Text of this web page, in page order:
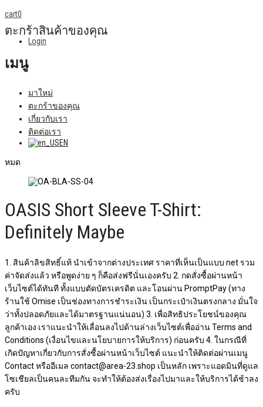
Login
cart0
ตะกร้าสินค้าของคุณ
เมนู
มาใหม่
ตะกร้าของคุณ
เกี่ยวกับเรา
ติดต่อเรา
EN
หมด
OASIS Short Sleeve T-Shirt:
Definitely Maybe
1. สินค้าลิขสิทธิ์แท้ นำเข้าจากต่างประเทศ ราคาที่เห็นเป็นแบบ net รวม
ค่าจัดส่งแล้ว หรือพูดง่าย ๆ ก็คือส่งฟรีนั่นเองครับ 2. กดสั่งซื้อผ่านหน้า
เว็บไซต์ได้ทันที ทั้งแบบตัดบัตรเครดิต และโอนผ่าน PromptPay (ทาง
ร้านใช้ Omise เป็นช่องทางการชำระเงิน เป็นกระเป๋าเงินตรงกลาง มั่นใจ
ว่าทั้งปลอดภัยและได้มาตรฐานแน่นอน) 3. เพื่อสิทธิประโยชน์ของคุณ
ลูกค้าเอง เราแนะนำให้เลื่อนลงไปด้านล่างเว็บไซต์เพื่ออ่าน Terms and
Conditions (เงื่อนไขและนโยบายการให้บริการ) ก่อนครับ 4. ในกรณีที่
เกิดปัญหาเกี่ยวกับการสั่งซื้อผ่านหน้าเว็บไซต์​ แนะนำให้ติดต่อผ่านเมนู
Contact หรืออีเมล contact@area-23.shop เป็นหลัก เพราะแอดมินที่ดูแล
โซเชียลเป็นคนละทีมกัน จะทำให้ต้องส่งเรื่องไปมาและให้บริการได้ช้าลง
ครับ